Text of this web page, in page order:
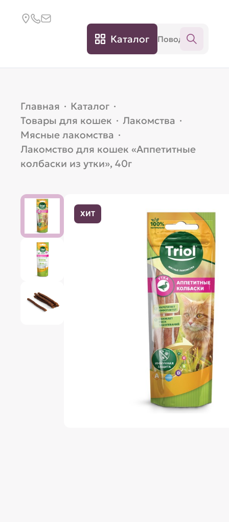
Каталог
Главная · Каталог ·
Товары для кошек · Лакомства ·
Мясные лакомства ·
Лакомство для кошек «Аппетитные
колбаски из утки», 40г
ХИТ